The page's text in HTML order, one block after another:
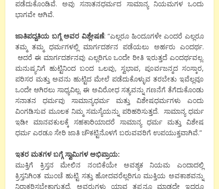
ಪಡೆದುಕೊಂಡಿವೆ. ಅವು ಸನಾತನಧರ್ಮದ ಸಾಮಾನ್ಯ ನಿಯಮಗಳ ಒಂದು
ಭಾಗವೇ ಆಗಿವೆ.
ಜಾತಿಪದ್ದತಿಯ ಬಗ್ಗೆ ಅವರ ವಿಶ್ಲೇಷಣೆ: “ಎಲ್ಲರೂ ಹಿಂದೂಗಳೇ ಎಂದರೆ ಎಲ್ಲರೂ
ತಮ್ಮ ತಮ್ಮ ಧರ್ಮಗಳಲ್ಲಿ ಮಾರ್ಗದರ್ಶನ ಪಡೆಯಲು ಅರ್ಹರು ಎಂದರ್ಥ.
ಆದರೆ ಈ ಮಾರ್ಗದರ್ಶನವು ಎಲ್ಲರಿಗೂ ಒಂದೇ ರೀತಿ ಇರುತ್ತದೆ ಎಂದರ್ಥವಲ್ಲ.
ಮನುಷ್ಯನಿಗೆ ಹುಟ್ಟಿನಿಂದ ಬಂದ ಒಲವು, ಸ್ವಭಾವ, ಪೂರ್ವಜನ್ಮದ ಸಂಸ್ಕಾರ,
ಪರಿಸರ ಮತ್ತು ಅವನು ಹುಟ್ಟಿದ ಮೇಲೆ ಪಡೆದುಕೊಳ್ಳುವ ತರಬೇತು ಇವೆಲ್ಲವೂ
ಒಂದೇ ಆಗಿರಲು ಸಾಧ್ಯವಿಲ್ಲ. ಈ ಅವಿರೋಧ ಸತ್ಯವನ್ನು ಗಣನೆಗೆ ತೆಗೆದುಕೊಂಡು
ಸನಾತನ ಧರ್ಮವು ಸಾಮಾನ್ಯಧರ್ಮ ಮತ್ತು ವಿಶೇಷಧರ್ಮಗಳು ಎಂದು
ವಿಂಗಡಿಸುವ ಮೂಲಕ ನಿಮ್ಮ ಸಮಸ್ಯೆಯನ್ನು ಪರಿಹರಿಸುತ್ತದೆ. ಸಾಮಾನ್ಯ ಧರ್ಮ
ಇಡೀ ಮಾನವಕುಲಕ್ಕೆ ಸಹಕಾರಿಯಾದರೆ ಸಾಮಾನ್ಯ ಧರ್ಮ ಮತ್ತು ವಿಶೇಷ
ಧರ್ಮ ಎರಡೂ ಸೇರಿ ಜಾತಿ ಚೌಕಟ್ಟಿನೊಳಗೆ ಬರುವವರಿಗೆ ಉಪಯುಕ್ತವಾಗಿವೆ.”
ಇತರ ಮತಗಳ ಬಗ್ಗೆ ಸ್ವಾಮಿಗಳ ಅಭಿಪ್ರಾಯ:
ಮುಕ್ತಿಗೆ ಕ್ರಿಸ್ತನ ಮೇಲಿನ ನಂಬಿಕೆಯೇ ಅವಶ್ಯಕ ನಿಯಮ ಎಂದಾದಲ್ಲಿ
ಕ್ರಿಸ್ತನಿಗಿಂತ ಮುಂಚೆ ಹುಟ್ಟಿ ಸತ್ತು ಹೋದವರೆಲ್ಲರಿಗೂ ಮುಕ್ತಿಯ ಅವಕಾಶವನ್ನು
ನಿರಾಕರಿಸಬೇಕಾಗುತ್ತದೆ. ಅವರುಗಳು ಯಾವ ತಪ್ಪನ್ನೂ ಮಾಡದೇ ಇದ್ದರೂ